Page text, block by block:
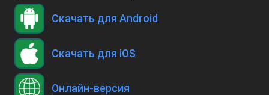
Скачать для Android
Скачать для iOS
Онлайн-версия